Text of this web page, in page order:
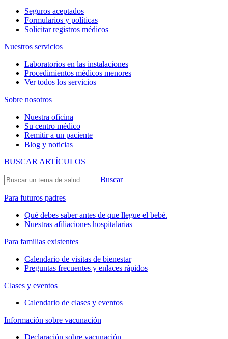
Seguros aceptados
Formularios y políticas
Solicitar registros médicos
Nuestros servicios
Laboratorios en las instalaciones
Procedimientos médicos menores
Ver todos los servicios
Sobre nosotros
Nuestra oficina
Su centro médico
Remitir a un paciente
Blog y noticias
BUSCAR ARTÍCULOS
Buscar
Para futuros padres
Qué debes saber antes de que llegue el bebé.
Nuestras afiliaciones hospitalarias
Para familias existentes
Calendario de visitas de bienestar
Preguntas frecuentes y enlaces rápidos
Clases y eventos
Calendario de clases y eventos
Información sobre vacunación
Declaración sobre vacunación